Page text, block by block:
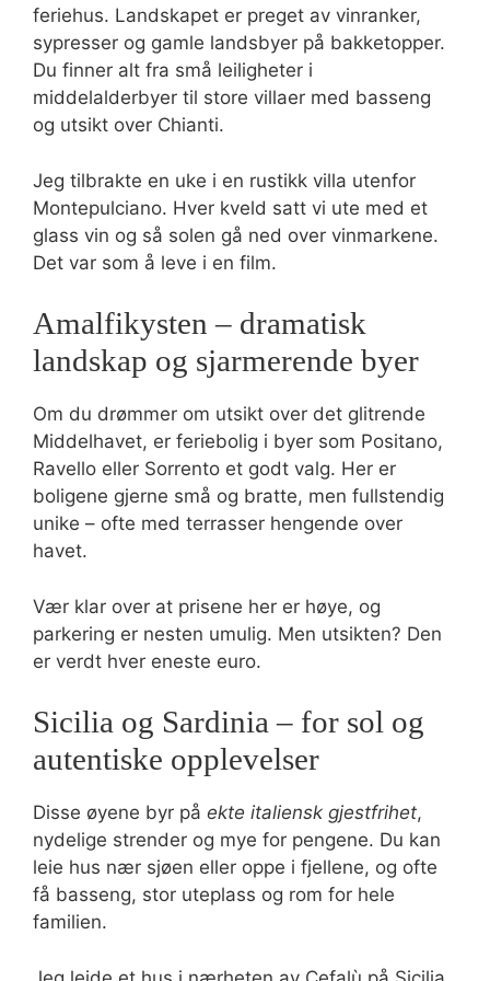
feriehus. Landskapet er preget av vinranker,
sypresser og gamle landsbyer på bakketopper.
Du finner alt fra små leiligheter i
middelalderbyer til store villaer med basseng
og utsikt over Chianti.
Jeg tilbrakte en uke i en rustikk villa utenfor
Montepulciano. Hver kveld satt vi ute med et
glass vin og så solen gå ned over vinmarkene.
Det var som å leve i en film.
Amalfikysten – dramatisk
landskap og sjarmerende byer
Om du drømmer om utsikt over det glitrende
Middelhavet, er feriebolig i byer som Positano,
Ravello eller Sorrento et godt valg. Her er
boligene gjerne små og bratte, men fullstendig
unike – ofte med terrasser hengende over
havet.
Vær klar over at prisene her er høye, og
parkering er nesten umulig. Men utsikten? Den
er verdt hver eneste euro.
Sicilia og Sardinia – for sol og
autentiske opplevelser
Disse øyene byr på ekte italiensk gjestfrihet,
nydelige strender og mye for pengene. Du kan
leie hus nær sjøen eller oppe i fjellene, og ofte
få basseng, stor uteplass og rom for hele
familien.